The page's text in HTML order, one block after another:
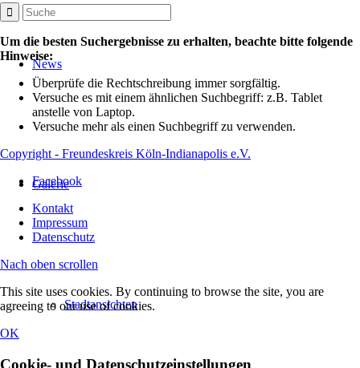
News
Galerie
Stadtansichten
Um die besten Suchergebnisse zu erhalten, beachte bitte folgende
Hinweise:
Überprüfe die Rechtschreibung immer sorgfältig.
Versuche es mit einem ähnlichen Suchbegriff: z.B. Tablet
anstelle von Laptop.
Versuche mehr als einen Suchbegriff zu verwenden.
Copyright - Freundeskreis Köln-Indianapolis e.V.
Facebook
Kontakt
Impressum
Datenschutz
Nach oben scrollen
This site uses cookies. By continuing to browse the site, you are
agreeing to our use of cookies.
OK
Cookie- und Datenschutzeinstellungen